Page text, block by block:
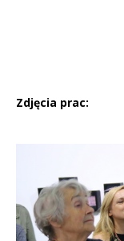
Zdjęcia prac: